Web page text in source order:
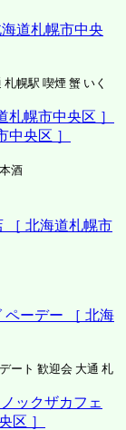
道札幌市中央
幌駅 喫煙 蟹 いく
幌市中央区 ］
央区 ］
酒
［ 北海道札幌市
ペーデー ［ 北海
ート 歓迎会 大通 札
ックザカフェ
区 ］